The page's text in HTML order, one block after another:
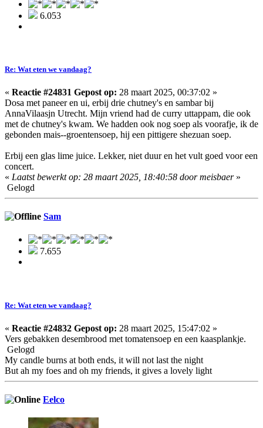
6.053
Re: Wat eten we vandaag?
« Reactie #24831 Gepost op: 28 maart 2025, 00:37:02 »
Dosa met paneer en ui, erbij drie chutney's en sambar bij
AnnaVilaasjn Utrecht. Mijn vriend had de curry uttappam, die ook
met de chutney's kwam. We hadden ook nog soep als voorafje, ik de
gebonden mais--groentensoep, hij een pittigere shezuan soep.
Erbij een glas lime juice. Lekker, niet duur en het vult goed voor een
concert.
« Laatst bewerkt op: 28 maart 2025, 18:40:58 door meisbaer»
Gelogd
Sam
7.655
Re: Wat eten we vandaag?
« Reactie #24832 Gepost op: 28 maart 2025, 15:47:02 »
Vers gebakken desembrood met tomatensoep en een kaasplankje.
Gelogd
My candle burns at both ends, it will not last the night
But ah my foes and oh my friends, it gives a lovely light
Eelco